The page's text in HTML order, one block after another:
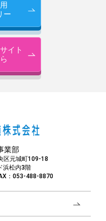
ー
イト
業部
区元城町109-18
浜松内3階
：053-488-8870